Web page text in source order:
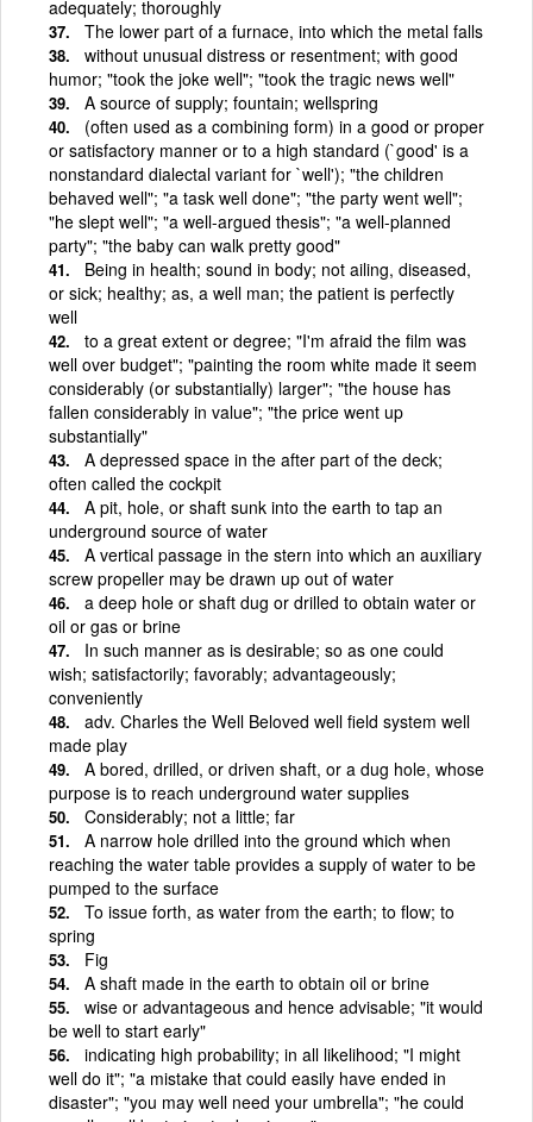
adequately; thoroughly
The lower part of a furnace, into which the metal falls
without unusual distress or resentment; with good
humor; "took the joke well"; "took the tragic news well"
A source of supply; fountain; wellspring
(often used as a combining form) in a good or proper
or satisfactory manner or to a high standard (`good' is a
nonstandard dialectal variant for `well'); "the children
behaved well"; "a task well done"; "the party went well";
"he slept well"; "a well-argued thesis"; "a well-planned
party"; "the baby can walk pretty good"
Being in health; sound in body; not ailing, diseased,
or sick; healthy; as, a well man; the patient is perfectly
well
to a great extent or degree; "I'm afraid the film was
well over budget"; "painting the room white made it seem
considerably (or substantially) larger"; "the house has
fallen considerably in value"; "the price went up
substantially"
A depressed space in the after part of the deck;
often called the cockpit
A pit, hole, or shaft sunk into the earth to tap an
underground source of water
A vertical passage in the stern into which an auxiliary
screw propeller may be drawn up out of water
a deep hole or shaft dug or drilled to obtain water or
oil or gas or brine
In such manner as is desirable; so as one could
wish; satisfactorily; favorably; advantageously;
conveniently
adv. Charles the Well Beloved well field system well
made play
A bored, drilled, or driven shaft, or a dug hole, whose
purpose is to reach underground water supplies
Considerably; not a little; far
A narrow hole drilled into the ground which when
reaching the water table provides a supply of water to be
pumped to the surface
To issue forth, as water from the earth; to flow; to
spring
Fig
A shaft made in the earth to obtain oil or brine
wise or advantageous and hence advisable; "it would
be well to start early"
indicating high probability; in all likelihood; "I might
well do it"; "a mistake that could easily have ended in
disaster"; "you may well need your umbrella"; "he could